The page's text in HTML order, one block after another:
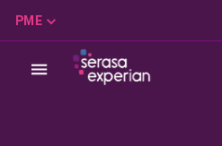
PME